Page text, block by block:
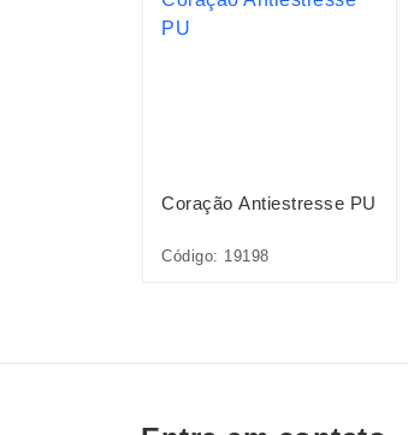
Coração Antiestresse PU
Código: 19198